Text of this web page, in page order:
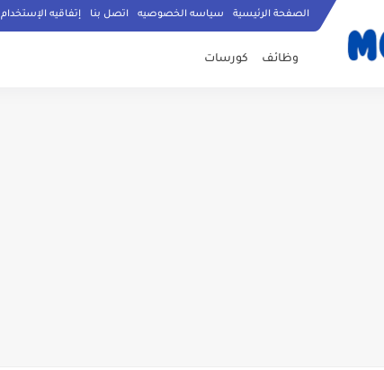
الصفحة الرئيسية سياسه الخصوصيه اتصل بنا إتفاقيه الإستخدام
وظائف كورسات